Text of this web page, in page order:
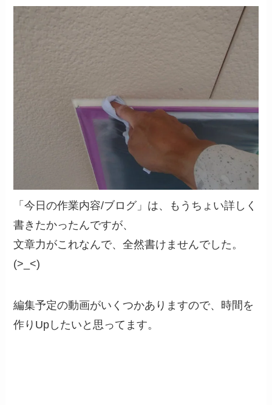
「今日の作業内容/ブログ」は、もうちょい詳しく
書きたかったんですが、
文章力がこれなんで、全然書けませんでした。
(>_<)
編集予定の動画がいくつかありますので、時間を
作りUpしたいと思ってます。